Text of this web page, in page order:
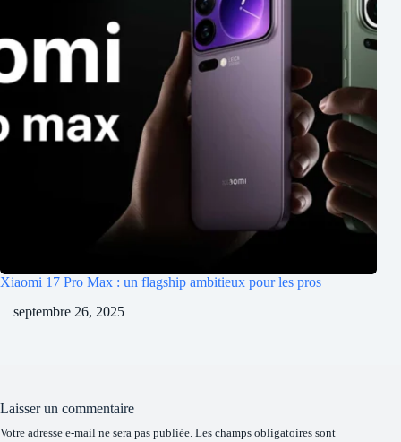
Xiaomi 17 Pro Max : un flagship ambitieux pour les pros
septembre 26, 2025
Laisser un commentaire
Votre adresse e-mail ne sera pas publiée. Les champs obligatoires sont